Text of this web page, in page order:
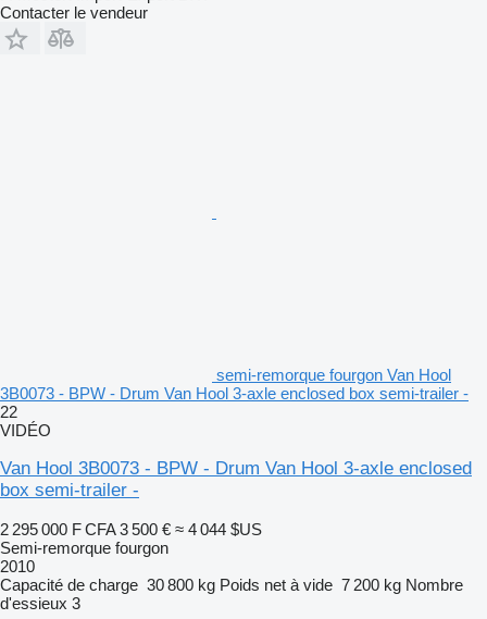
Contacter le vendeur
semi-remorque fourgon Van Hool
3B0073 - BPW - Drum Van Hool 3-axle enclosed box semi-trailer -
22
VIDÉO
Van Hool 3B0073 - BPW - Drum Van Hool 3-axle enclosed
box semi-trailer -
2 295 000 F CFA 3 500 € ≈ 4 044 $US
Semi-remorque fourgon
2010
Capacité de charge 30 800 kg Poids net à vide 7 200 kg Nombre
d'essieux 3